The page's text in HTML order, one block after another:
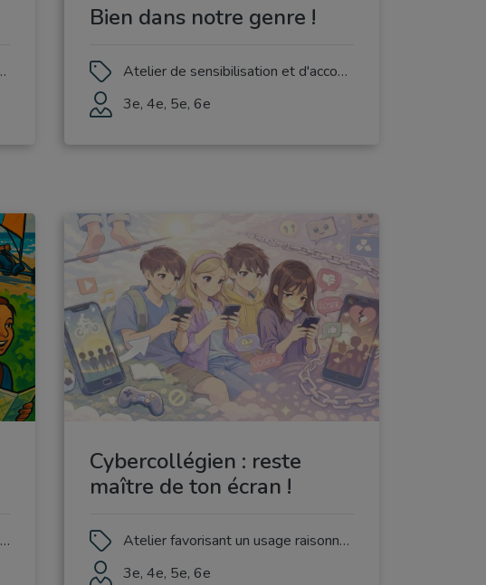
Bien dans notre genre !
Atelier de sensibilisation et d'accompagnement des collégiens autour de la vie affective et sexuelle, des relations entre pairs, ainsi que des enjeux d'égalité, de respect et de lutte contre les discriminations sexistes, sexuelles et liées au genre.
3e, 4e, 5e, 6e
Cybercollégien : reste
maître de ton écran !
Atelier favorisant un usage raisonné des écrans
3e, 4e, 5e, 6e